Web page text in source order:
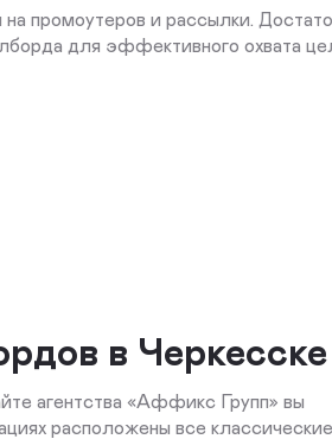
промоутеров и рассылки.
для эффективного охвата
в Черкесске
агентства «Аффикс Групп» вы
расположены все классические